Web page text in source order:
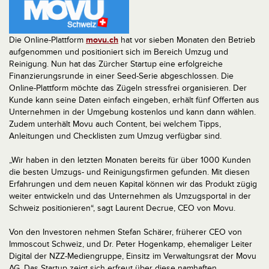
Die Online-Plattform movu.ch hat vor sieben Monaten den Betrieb
aufgenommen und positioniert sich im Bereich Umzug und
Reinigung. Nun hat das Zürcher Startup eine erfolgreiche
Finanzierungsrunde in einer Seed-Serie abgeschlossen. Die
Online-Plattform möchte das Zügeln stressfrei organisieren. Der
Kunde kann seine Daten einfach eingeben, erhält fünf Offerten aus
Unternehmen in der Umgebung kostenlos und kann dann wählen.
Zudem unterhält Movu auch Content, bei welchem Tipps,
Anleitungen und Checklisten zum Umzug verfügbar sind.
„Wir haben in den letzten Monaten bereits für über 1000 Kunden
die besten Umzugs- und Reinigungsfirmen gefunden. Mit diesen
Erfahrungen und dem neuen Kapital können wir das Produkt zügig
weiter entwickeln und das Unternehmen als Umzugsportal in der
Schweiz positionieren“, sagt Laurent Decrue, CEO von Movu.
Von den Investoren nehmen Stefan Schärer, früherer CEO von
Immoscout Schweiz, und Dr. Peter Hogenkamp, ehemaliger Leiter
Digital der NZZ-Mediengruppe, Einsitz im Verwaltungsrat der Movu